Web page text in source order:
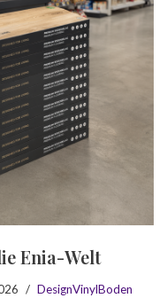
Enia-Welt
DesignVinylBoden